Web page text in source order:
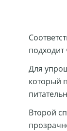
Для
который
Второй